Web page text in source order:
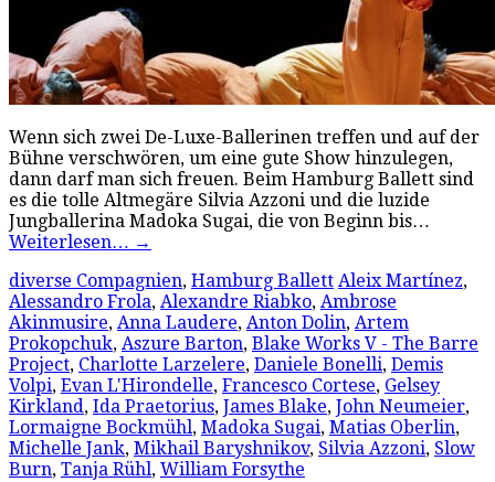
Wenn sich zwei De-Luxe-Ballerinen treffen und auf der
Bühne verschwören, um eine gute Show hinzulegen,
dann darf man sich freuen. Beim Hamburg Ballett sind
es die tolle Altmegäre Silvia Azzoni und die luzide
Jungballerina Madoka Sugai, die von Beginn bis…
Weiterlesen… →
diverse Compagnien, Hamburg Ballett Aleix Martínez,
Alessandro Frola, Alexandre Riabko, Ambrose
Akinmusire, Anna Laudere, Anton Dolin, Artem
Prokopchuk, Aszure Barton, Blake Works V - The Barre
Project, Charlotte Larzelere, Daniele Bonelli, Demis
Volpi, Evan L'Hirondelle, Francesco Cortese, Gelsey
Kirkland, Ida Praetorius, James Blake, John Neumeier,
Lormaigne Bockmühl, Madoka Sugai, Matias Oberlin,
Michelle Jank, Mikhail Baryshnikov, Silvia Azzoni, Slow
Burn, Tanja Rühl, William Forsythe